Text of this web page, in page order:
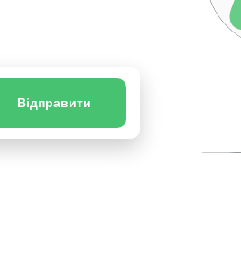
Відправити
натискай на зручний тобі
месенджер і задавай питання